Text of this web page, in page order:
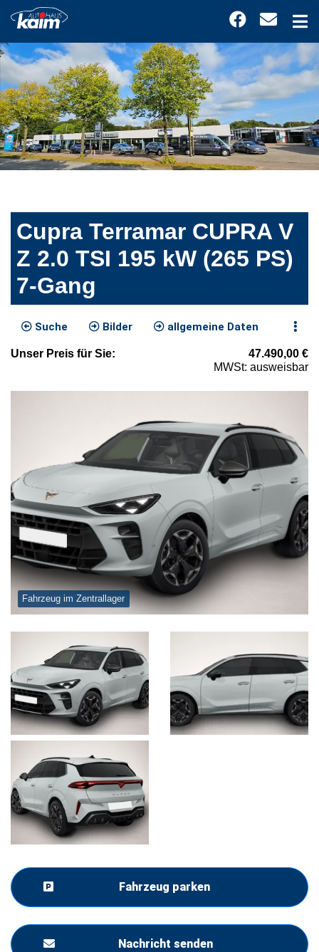
Cupra Terramar CUPRA V
Z 2.0 TSI 195 kW (265 PS)
7-Gang
Suche Bilder allgemeine Daten
Unser Preis für Sie: 47.490,00 €
MWSt: ausweisbar
Fahrzeug im Zentrallager
Fahrzeug parken
Nachricht senden